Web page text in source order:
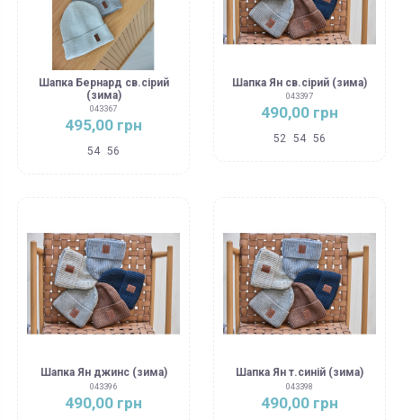
Шапка Бернард св.сірий
(зима)
043367
495,00 грн
54 56
Шапка Ян св.сірий (зима)
043397
490,00 грн
52 54 56
Шапка Ян джинс (зима)
043396
490,00 грн
Шапка Ян т.синій (зима)
043398
490,00 грн